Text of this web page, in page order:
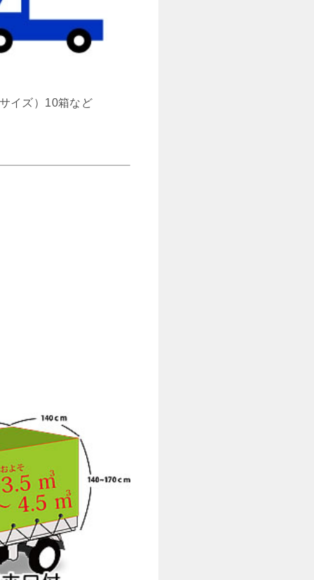
イズ）10箱など